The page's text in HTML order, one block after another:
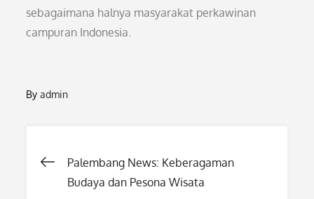
sebagaimana halnya masyarakat perkawinan
campuran Indonesia.
Byadmin
Post
Palembang News: Keberagaman
Budaya dan Pesona Wisata